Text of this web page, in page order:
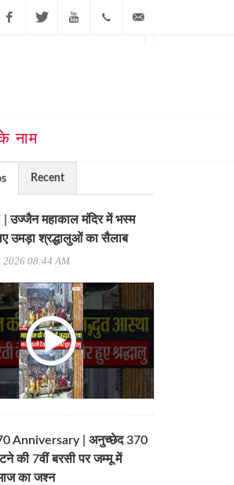
नाम
Recent
उज्जैन महाकाल मंदिर में भस्म
उमड़ा श्रद्धालुओं का सैलाब
2026 08:44 AM
Anniversary | अनुच्छेद 370
की 7वीं बरसी पर जम्मू में
का जश्न